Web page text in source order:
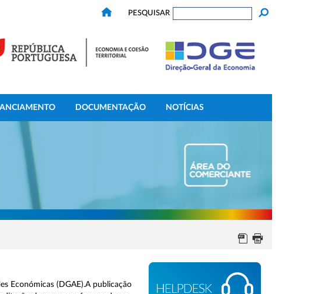
PESQUISAR
DOCUMENTAÇÃO NOTÍCIAS
Económicas (DGAE).A publicação